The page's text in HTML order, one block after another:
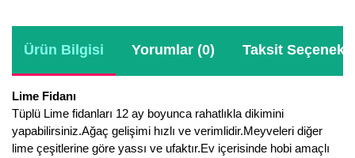
Ürün Bilgisi Yorumlar (0) Taksit
Lime Fidanı
Tüplü Lime fidanları 12 ay boyunca rahatlıkla dikimini
yapabilirsiniz.Ağaç gelişimi hızlı ve verimlidir.Meyveleri diğer
lime çeşitlerine göre yassı ve ufaktır.Ev içerisinde hobi amaçlı